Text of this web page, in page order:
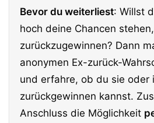
Bevor du weiterliest: Willst
hoch deine Chancen
zurückzugewinnen? Dann
anonymen Ex-zurück-
und erfahre, ob du sie oder
zurückgewinnen kannst.
Anschluss die Möglichkeit